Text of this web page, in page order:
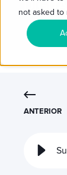
not asked to
ANTERIOR